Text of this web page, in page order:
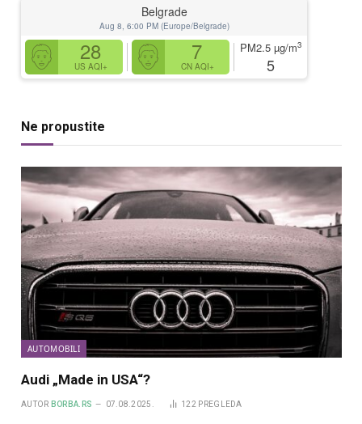
Belgrade
Aug 8, 6:00 PM (Europe/Belgrade)
28
US AQI+
7
CN AQI+
PM2.5 µg/m3
5
Ne propustite
AUTOMOBILI
Audi „Made in USA“?
AUTOR BORBA.RS 07.08.2025. 122 PREGLEDA